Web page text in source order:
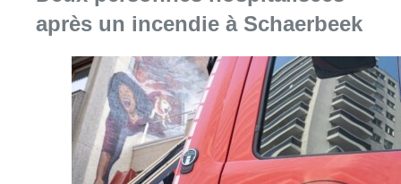
après un incendie à Schaerbeek